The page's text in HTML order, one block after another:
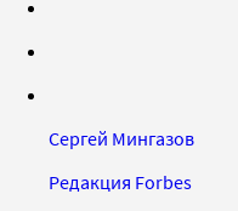
Сергей Мингазов
Редакция Forbes